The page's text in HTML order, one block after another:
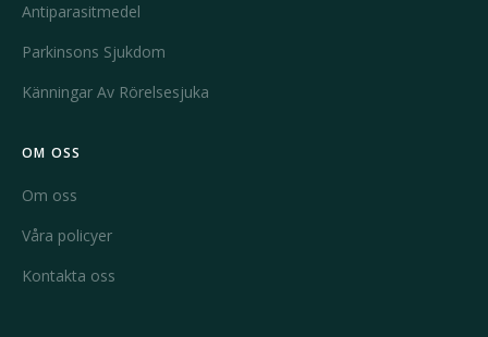
Antiparasitmedel
Parkinsons Sjukdom
Känningar Av Rörelsesjuka
OM OSS
Om oss
Våra policyer
Kontakta oss